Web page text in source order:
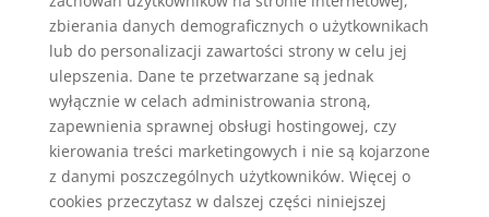
zbierania danych demograficznych o użytkownikach
lub do personalizacji zawartości strony w celu jej
ulepszenia. Dane te przetwarzane są jednak
wyłącznie w celach administrowania stroną,
zapewnienia sprawnej obsługi hostingowej, czy
kierowania treści marketingowych i nie są kojarzone
z danymi poszczególnych użytkowników. Więcej o
cookies przeczytasz w dalszej części niniejszej